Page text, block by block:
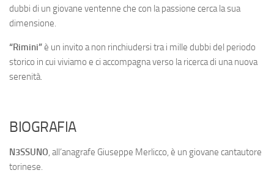
dubbi di un giovane ventenne che con la passione cerca la sua
dimensione.
“Rimini”è un invito a non rinchiudersi tra i mille dubbi del periodo
storico in cui viviamo e ci accompagna verso la ricerca di una nuova
serenità.
BIOGRAFIA
N3SSUNO, all’anagrafe Giuseppe Merlicco, è un giovane cantautore
torinese.